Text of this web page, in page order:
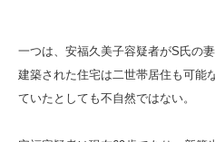
一つは、安福久美子容疑者がS氏の
建築された住宅は二世帯居住も可能
ていたとしても不自然ではない。